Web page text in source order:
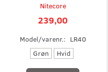
Nitecore
239,00
Model/varenr.: LR40
Grøn
Hvid